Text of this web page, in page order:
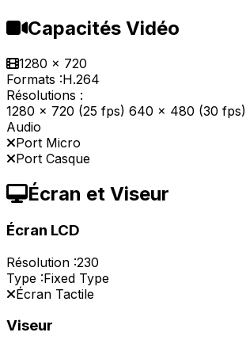
Capacités Vidéo
1280 x 720
Formats :H.264
Résolutions :
1280 x 720 (25 fps) 640 x 480 (30 fps)
Audio
Port Micro
Port Casque
Écran et Viseur
Écran LCD
Résolution :230
Type :Fixed Type
Écran Tactile
Viseur